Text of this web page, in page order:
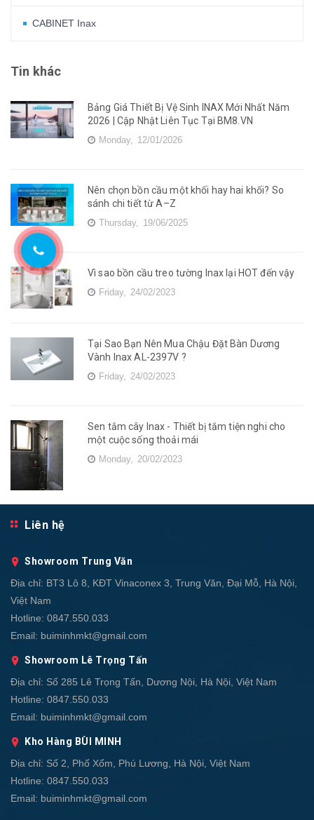
CABINET Inax
Tin khác
Bảng Giá Thiết Bị Vệ Sinh INAX Mới Nhất Năm
2026 | Cập Nhật Liên Tục Tại BM8.VN
Monday, 12/01/2026
Nên chọn bồn cầu một khối hay hai khối? So
sánh chi tiết từ A–Z
Thursday, 19/06/2025
Vì sao bồn cầu treo tường Inax lại HOT đến vậy
Friday, 24/02/2023
Tại Sao Bạn Nên Mua Chậu Đặt Bàn Dương
Vành Inax AL-2397V ?
Friday, 24/02/2023
Sen tắm cây Inax - Thiết bị tắm tiện nghi cho
một cuộc sống thoải mái
Monday, 20/02/2023
Liên hệ
Showroom Trung Văn
Địa chỉ: BT3 Lô 8, KĐT Vinaconex 3, Trung Văn, Đại Mỗ, Hà Nội,
Việt Nam
Hotline: 0847.550.033
Email: buiminhmkt@gmail.com
Showroom Lê Trọng Tấn
Địa chỉ: Số 285 Lê Trọng Tấn, Dương Nội, Hà Nội, Việt Nam
Hotline: 0847.550.033
Email: buiminhmkt@gmail.com
Kho Hàng BÙI MINH
Địa chỉ: Số 2, Phố Xốm, Phú Lương, Hà Nội, Việt Nam
Hotline: 0847.550.033
Email: buiminhmkt@gmail.com